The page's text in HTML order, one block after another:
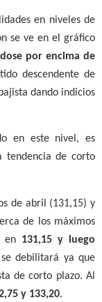
en niveles de
se ve en el gráfico
por encima de
descendente de
dando indicios
en este nivel, es
tendencia de corto
de abril (131,15) y
de los máximos
en 131,15 y luego
debilitará ya que
de corto plazo. Al
y 133,20.